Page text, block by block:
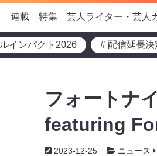
連載 特集 芸人ライター・芸人
インパクト2026 # 配信延長決
フォートナ
featuring
2023-12-25 ニュース